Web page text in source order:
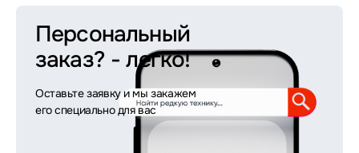
Персональный
заказ? - легко!
Оставьте заявку и мы закажем
его специально для вас